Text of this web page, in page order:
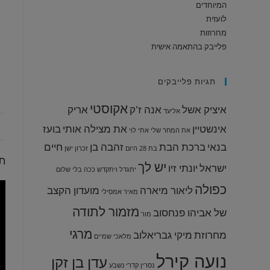
המיוחדים
לועזית
מחרוזות
פלייבק בהתאמה אישית
תגיות פלייבקים
איציק אשל אליעד אנה ז'קאקוסטי אריק
אינשטיין את המחר שלי אתי לוי את מצילה אותיבועז
בנאיברכת הבת בת 28 היום זהבה בן זכרון ישן חיים
ישראליונתי זיו יש לך יתגדל ויתקדש ככה בלי שלום
כפולה ליאור מיארה מאיר אמסילי מועדון הקצב
של אביהו פנחסוב מור מזמור לתודה
מחרוזתמיקי גבריאלוב מלאכי שמיים מרגי
נועה קירל נסרין קדרי נשבע עדן בן זקן